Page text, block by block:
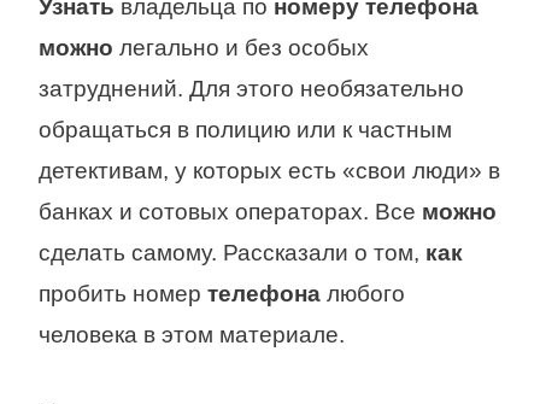
Узнать владельца по номеру телефона
можно легально и без особых
затруднений. Для этого необязательно
обращаться в полицию или к частным
детективам, у которых есть «свои люди» в
банках и сотовых операторах. Все можно
сделать самому. Рассказали о том, как
пробить номер телефона любого
человека в этом материале.